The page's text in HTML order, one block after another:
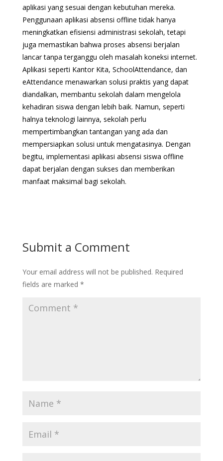
aplikasi yang sesuai dengan kebutuhan mereka.
Penggunaan aplikasi absensi offline tidak hanya
meningkatkan efisiensi administrasi sekolah, tetapi
juga memastikan bahwa proses absensi berjalan
lancar tanpa terganggu oleh masalah koneksi internet.
Aplikasi seperti Kantor Kita, SchoolAttendance, dan
eAttendance menawarkan solusi praktis yang dapat
diandalkan, membantu sekolah dalam mengelola
kehadiran siswa dengan lebih baik. Namun, seperti
halnya teknologi lainnya, sekolah perlu
mempertimbangkan tantangan yang ada dan
mempersiapkan solusi untuk mengatasinya. Dengan
begitu, implementasi aplikasi absensi siswa offline
dapat berjalan dengan sukses dan memberikan
manfaat maksimal bagi sekolah.
Submit a Comment
Your email address will not be published. Required
fields are marked *